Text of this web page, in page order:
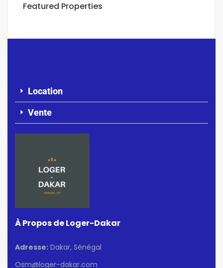
Featured Properties
Location
Vente
À Propos de Loger-Dakar
Adresse: Dakar, Sénégal
Osm@loger-dakar.com